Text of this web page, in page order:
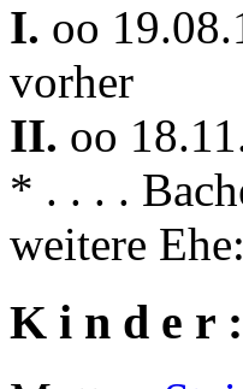
I. oo
vorher
II. oo
* . . . .
weitere
K i n d e r :